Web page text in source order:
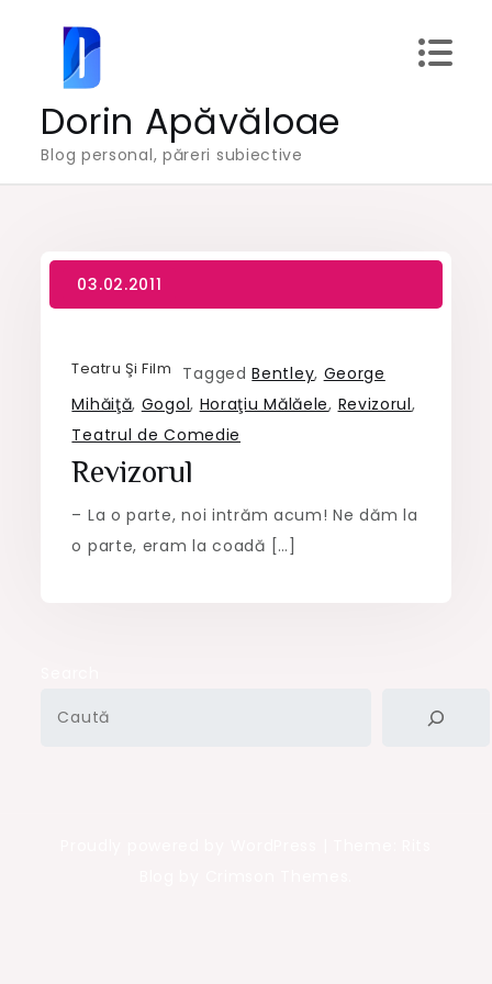
content
Dorin Apăvăloae
Blog personal, păreri subiective
Teatru Şi Film TaggedBentley, George
Mihăiţă, Gogol, Horaţiu Mălăele, Revizorul,
Teatrul de Comedie
Revizorul
– La o parte, noi intrăm acum! Ne dăm la
o parte, eram la coadă […]